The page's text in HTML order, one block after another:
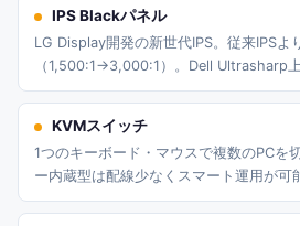
IPS Blackパネル
LG Display開発の新世代IPS。従来IPSよ
（1,500:1→3,000:1）。Dell Ultrasharp上
KVMスイッチ
1つのキーボード・マウスで複数のPCを
ー内蔵型は配線少なくスマート運用が可